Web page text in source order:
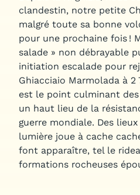
clandestin, notre petite
malgré toute sa bonne
pour une prochaine fois !
salade » non débrayable
initiation escalade pour
Ghiacciaio Marmolada à
est le point culminant
un haut lieu de la
guerre mondiale. Des
lumière joue à cache
font apparaître, tel le
formations rocheuses